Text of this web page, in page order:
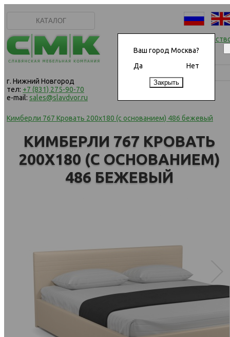
Ваш город Москва?
Да
Нет
КАТАЛОГ
г. Нижний Новгород
тел: +7 (831) 275-90-70
e-mail: sales@slavdvor.ru
Начать
Кимберли 767 Кровать 200х180 (с основанием) 486 бежевый
КИМБЕРЛИ 767 КРОВАТЬ
200Х180 (С ОСНОВАНИЕМ)
486 БЕЖЕВЫЙ